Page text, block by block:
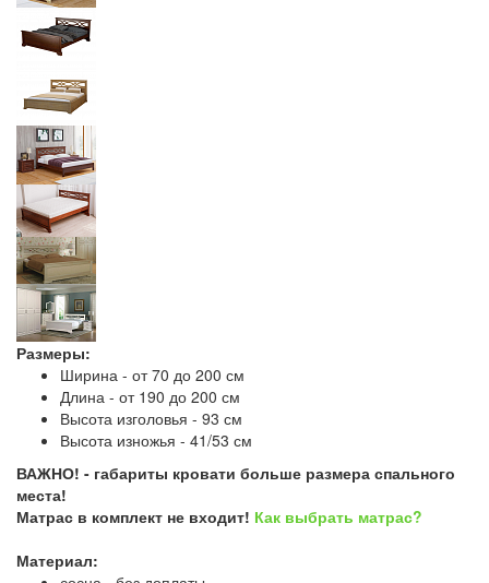
Размеры:
Ширина - от 70 до 200 см
Длина - от 190 до 200 см
Высота изголовья - 93 см
Высота изножья - 41/53 см
ВАЖНО! - габариты кровати больше размера спального
места!
Матрас в комплект не входит! Как выбрать матрас?
Материал: